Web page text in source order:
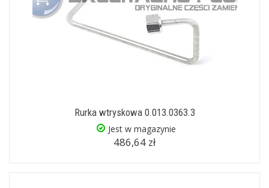
Rurka wtryskowa 0.013.0363.3
Jest w magazynie
486,64 zł